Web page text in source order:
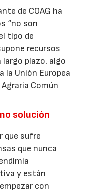
de COAG ha
“no son
tipo de
recursos
plazo, algo
la Unión Europea
Común
solución
que sufre
que nunca
y están
con